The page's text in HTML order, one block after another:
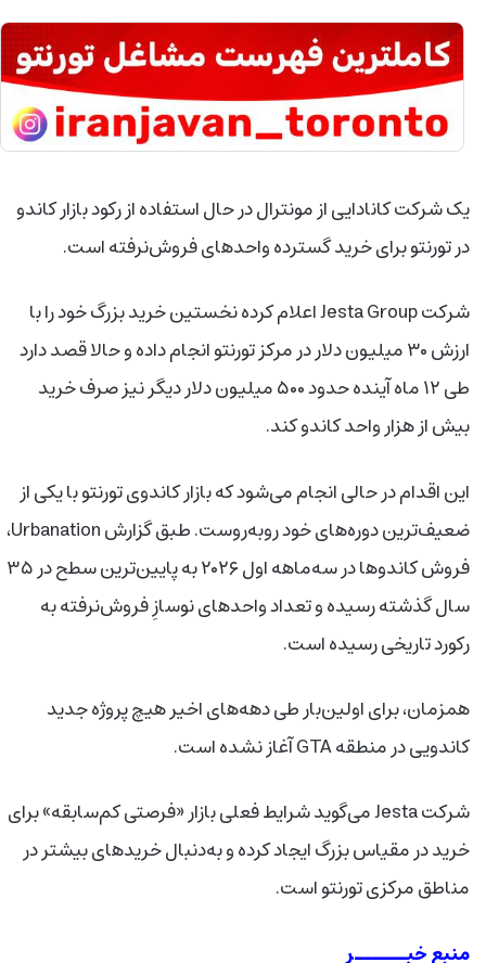
یک شرکت کانادایی از مونترال در حال استفاده از رکود بازار کاندو
در تورنتو برای خرید گسترده واحدهای فروش‌نرفته است.
شرکت
اعلام کرده نخستین خرید بزرگ خود را با
ارزش ۳۰ میلیون دلار در مرکز تورنتو انجام داده و حالا قصد دارد
طی ۱۲ ماه آینده حدود ۵۰۰ میلیون دلار دیگر نیز صرف خرید
بیش از هزار واحد کاندو کند.
این اقدام در حالی انجام می‌شود که بازار کاندوی تورنتو با یکی از
ضعیف‌ترین دوره‌های خود روبه‌روست. طبق گزارش
،
فروش کاندوها در سه‌ماهه اول ۲۰۲۶ به پایین‌ترین سطح در ۳۵
سال گذشته رسیده و تعداد واحدهای نوسازِ فروش‌نرفته به
رکورد تاریخی رسیده است.
همزمان، برای اولین‌بار طی دهه‌های اخیر هیچ پروژه جدید
کاندویی در منطقه
آغاز نشده است.
شرکت
می‌گوید شرایط فعلی بازار «فرصتی کم‌سابقه» برای
خرید در مقیاس بزرگ ایجاد کرده و به‌دنبال خریدهای بیشتر در
مناطق مرکزی تورنتو است.
منبع خبــــــر